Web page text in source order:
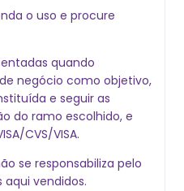
o uso e procure
quando
negócio como objetivo,
e seguir as
do ramo escolhido, e
CVS/VISA.
se responsabiliza pelo
vendidos.